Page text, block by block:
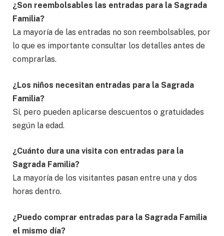
¿Son reembolsables las entradas para la Sagrada
Familia?
La mayoría de las entradas no son reembolsables, por
lo que es importante consultar los detalles antes de
comprarlas.
¿Los niños necesitan entradas para la Sagrada
Familia?
Sí, pero pueden aplicarse descuentos o gratuidades
según la edad.
¿Cuánto dura una visita con entradas para la
Sagrada Familia?
La mayoría de los visitantes pasan entre una y dos
horas dentro.
¿Puedo comprar entradas para la Sagrada Familia
el mismo día?